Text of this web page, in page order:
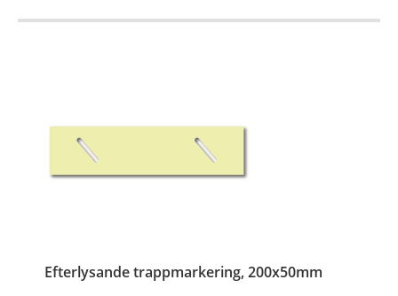
Efterlysande trappmarkering, 200x50mm